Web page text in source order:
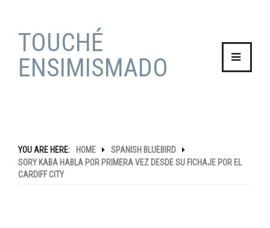
TOUCHÉ
ENSIMISMADO
BLOG
YOU ARE HERE: HOME
SPANISH BLUEBIRD
SORY KABA HABLA POR PRIMERA VEZ DESDE SU FICHAJE POR EL
CARDIFF CITY